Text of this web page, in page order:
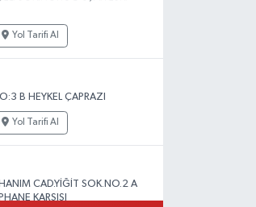
Yol Tarifi Al
B HEYKEL ÇAPRAZI
Yol Tarifi Al
CAD.YİĞİT SOK.NO.2 A
KARŞISI